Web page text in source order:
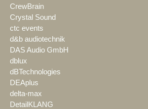
CrewBrain
Crystal Sound
ctc events
d&b audiotechnik
DAS Audio GmbH
dblux
dBTechnologies
DEAplus
delta-max
DetailKLANG